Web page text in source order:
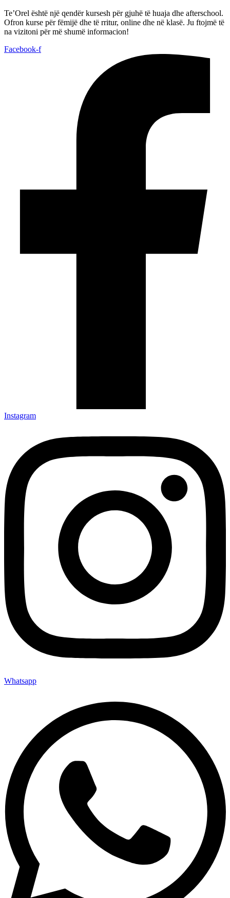
Te’Orel është një qendër kursesh për gjuhë të huaja dhe afterschool.
Ofron kurse për fëmijë dhe të rritur, online dhe në klasë. Ju ftojmë të
na vizitoni për më shumë informacion!
Facebook-f
Instagram
Whatsapp